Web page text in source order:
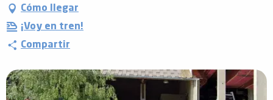
Cómo llegar
¡Voy en tren!
Compartir